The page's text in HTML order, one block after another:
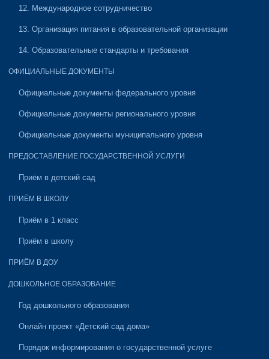
12. Международное сотрудничество
13. Организация питания в образовательной организации
14. Образовательные стандарты и требования
ОФИЦИАЛЬНЫЕ ДОКУМЕНТЫ
Официальные документы федерального уровня
Официальные документы регионального уровня
Официальные документы муниципального уровня
ПРЕДОСТАВЛЕНИЕ ГОСУДАРСТВЕННОЙ УСЛУГИ
Приём в детский сад
ПРИЁМ В ШКОЛУ
Приём в 1 класс
Приём в школу
ПРИЁМ В ДОУ
ДОШКОЛЬНОЕ ОБРАЗОВАНИЕ
Год дошкольного образования
Онлайн проект «Детский сад дома»
Порядок информирования о государственной услуге